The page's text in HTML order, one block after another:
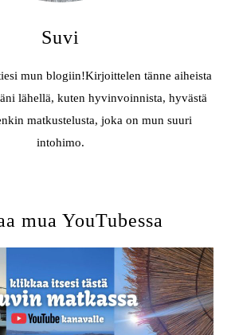
Suvi
mun blogiin!Kirjoittelen tänne aiheista
lähellä, kuten hyvinvoinnista, hyvästä
matkustelusta, joka on mun suuri
intohimo.
mua YouTubessa